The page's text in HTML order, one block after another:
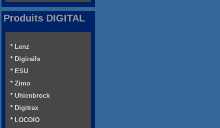
Produits DIGITAL
* Lenz
* Digirails
* ESU
* Zimo
* Uhlenbrock
* Digitrax
* LOCOIO